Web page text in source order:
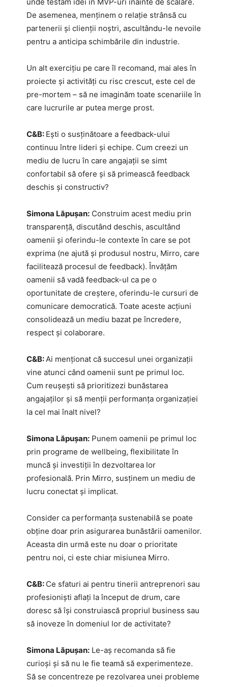
De asemenea, menținem o relație strânsă cu
partenerii și clienții noștri, ascultându-le nevoile
pentru a anticipa schimbările din industrie.
Un alt exercițiu pe care îl recomand, mai ales în
proiecte și activități cu risc crescut, este cel de
pre-mortem – să ne imaginăm toate scenariile în
care lucrurile ar putea merge prost.
C&B: Ești o susținătoare a feedback-ului
continuu între lideri și echipe. Cum creezi un
mediu de lucru în care angajații se simt
confortabil să ofere și să primească feedback
deschis și constructiv?
Simona Lăpușan: Construim acest mediu prin
transparență, discutând deschis, ascultând
oamenii și oferindu-le contexte în care se pot
exprima (ne ajută și produsul nostru, Mirro, care
facilitează procesul de feedback). Învățăm
oamenii să vadă feedback-ul ca pe o
oportunitate de creștere, oferindu-le cursuri de
comunicare democratică. Toate aceste acțiuni
consolidează un mediu bazat pe încredere,
respect și colaborare.
C&B:Ai menționat că succesul unei organizații
vine atunci când oamenii sunt pe primul loc.
Cum reușești să prioritizezi bunăstarea
angajaților și să menții performanța organizației
la cel mai înalt nivel?
Simona Lăpușan: Punem oamenii pe primul loc
prin programe de wellbeing, flexibilitate în
muncă și investiții în dezvoltarea lor
profesională. Prin Mirro, susținem un mediu de
lucru conectat și implicat.
Consider ca performanța sustenabilă se poate
obține doar prin asigurarea bunăstării oamenilor.
Aceasta din urmă este nu doar o prioritate
pentru noi, ci este chiar misiunea Mirro.
C&B: Ce sfaturi ai pentru tinerii antreprenori sau
profesioniști aflați la început de drum, care
doresc să își construiască propriul business sau
să inoveze în domeniul lor de activitate?
Simona Lăpușan: Le-aș recomanda să fie
curioși și să nu le fie teamă să experimenteze.
Să se concentreze pe rezolvarea unei probleme